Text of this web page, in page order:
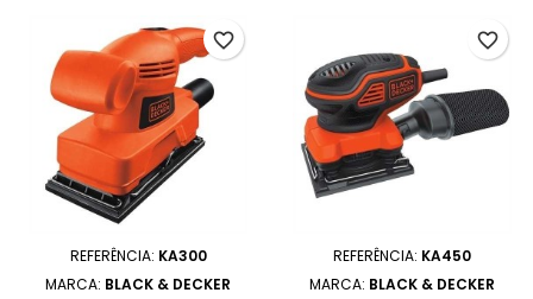
REFERÊNCIA: KA300
MARCA: BLACK & DECKER
favorite_border
REFERÊNCIA: KA450
MARCA: BLACK & DECKER
favorite_border